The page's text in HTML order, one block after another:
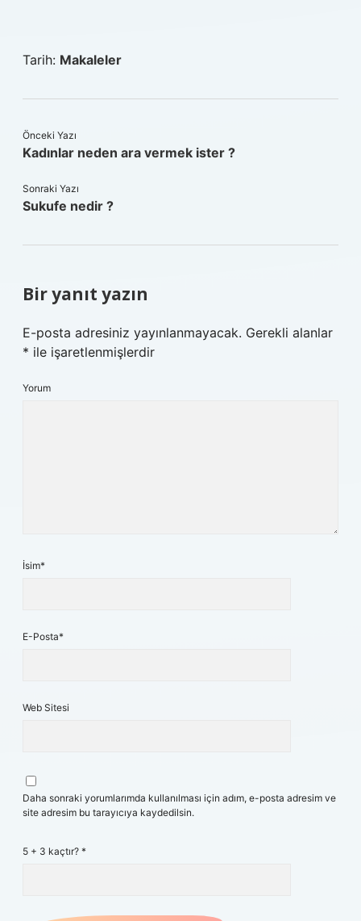
Tarih: Makaleler
Önceki Yazı
Kadınlar neden ara vermek ister ?
Sonraki Yazı
Sukufe nedir ?
Bir yanıt yazın
E-posta adresiniz yayınlanmayacak. Gerekli alanlar
* ile işaretlenmişlerdir
Yorum
İsim*
E-Posta*
Web Sitesi
Daha sonraki yorumlarımda kullanılması için adım, e-posta adresim ve
site adresim bu tarayıcıya kaydedilsin.
5 + 3 kaçtır? *